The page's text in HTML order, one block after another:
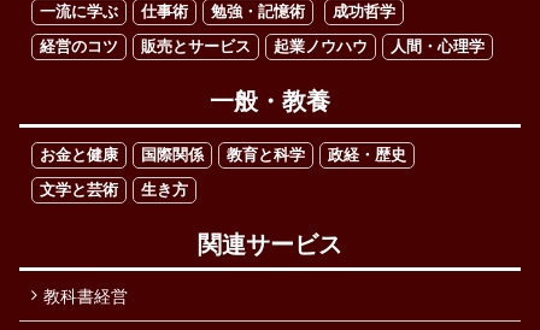
一流に学ぶ 仕事術 勉強・記憶術
成功哲学
経営のコツ
販売とサービス 起業ノウハウ 人間・心理学
一般・教養
お金と健康 国際関係 教育と科学
政経・歴史
文学と芸術
生き方
関連サービス
教科書経営